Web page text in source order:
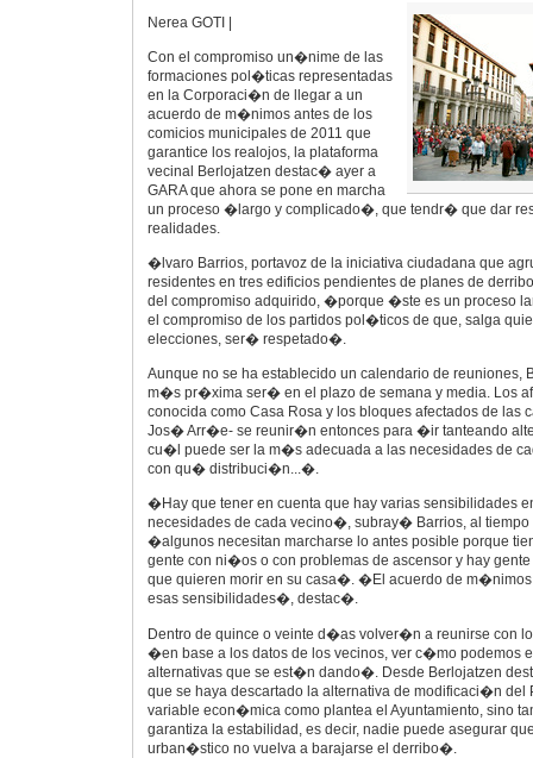
Nerea GOTI |
Con el compromiso un�nime de las
formaciones pol�ticas representadas
en la Corporaci�n de llegar a un
acuerdo de m�nimos antes de los
comicios municipales de 2011 que
garantice los realojos, la plataforma
vecinal Berlojatzen destac� ayer a
GARA que ahora se pone en marcha
un proceso �largo y complicado�, que tendr� que dar
realidades.
�lvaro Barrios, portavoz de la iniciativa ciudadana que
residentes en tres edificios pendientes de planes de
del compromiso adquirido, �porque �ste es un proceso
el compromiso de los partidos pol�ticos de que, salga
elecciones, ser� respetado�.
Aunque no se ha establecido un calendario de reuniones,
m�s pr�xima ser� en el plazo de semana y media. Los
conocida como Casa Rosa y los bloques afectados de las
Jos� Arr�e- se reunir�n entonces para �ir tanteando
cu�l puede ser la m�s adecuada a las necesidades de
con qu� distribuci�n...�.
�Hay que tener en cuenta que hay varias sensibilidades
necesidades de cada vecino�, subray� Barrios, al
�algunos necesitan marcharse lo antes posible porque
gente con ni�os o con problemas de ascensor y hay
que quieren morir en su casa�. �El acuerdo de
esas sensibilidades�, destac�.
Dentro de quince o veinte d�as volver�n a reunirse con
�en base a los datos de los vecinos, ver c�mo podemos
alternativas que se est�n dando�. Desde Berlojatzen
que se haya descartado la alternativa de modificaci�n del
variable econ�mica como plantea el Ayuntamiento, sino
garantiza la estabilidad, es decir, nadie puede asegurar
urban�stico no vuelva a barajarse el derribo�.